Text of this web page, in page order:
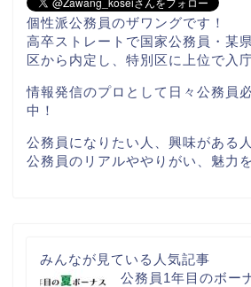
個性派公務員のザワングです！
高卒ストレートで国家公務員・某
区から内定し、特別区に上位で入庁
情報発信のプロとして日々公務員
中！
公務員になりたい人、興味がある
公務員のリアルややりがい、魅力
みんなが見ている人気記事
公務員1年目のボー